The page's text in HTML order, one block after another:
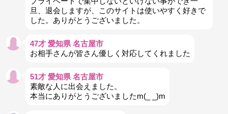
旦、退会しますが、このサイトは使いやすく好きで
した。ありがとうございました。
47才 愛知県 名古屋市
お相手さんが皆さん優しく対応してくれました
51才 愛知県 名古屋市
素敵な人に出会えました。
本当にありがとうございましたm(_ _)m